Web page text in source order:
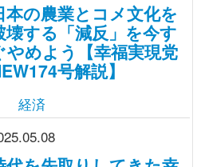
本の農業とコメ文化を
壊する「減反」を今す
やめよう【幸福実現党
号解説】
経済